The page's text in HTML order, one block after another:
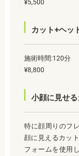
¥5,500
カット+ヘッ
施術時間:120分
¥8,800
小顔に見せ
特に顔周りのフ
顔に見えるカッ
フォームを使用